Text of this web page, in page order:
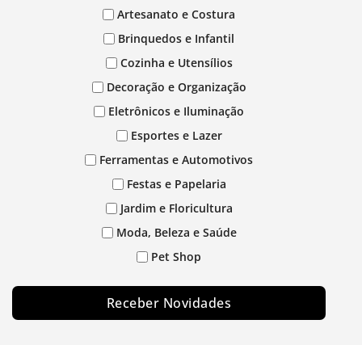
Artesanato e Costura
Brinquedos e Infantil
Cozinha e Utensílios
Decoração e Organização
Eletrônicos e Iluminação
Esportes e Lazer
Ferramentas e Automotivos
Festas e Papelaria
Jardim e Floricultura
Moda, Beleza e Saúde
Pet Shop
Receber Novidades